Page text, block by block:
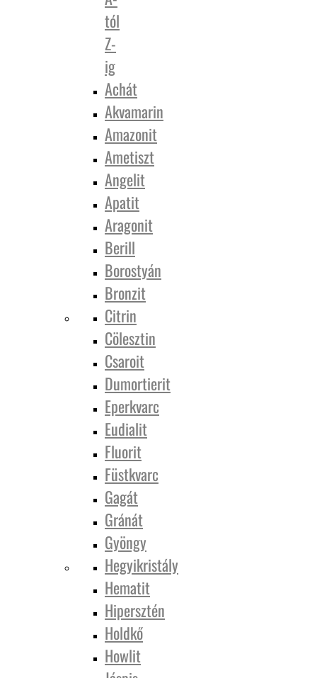
tól
Z-
ig
Achát
Akvamarin
Amazonit
Ametiszt
Angelit
Apatit
Aragonit
Berill
Borostyán
Bronzit
Citrin
Cölesztin
Csaroit
Dumortierit
Eperkvarc
Eudialit
Fluorit
Füstkvarc
Gagát
Gránát
Gyöngy
Hegyikristály
Hematit
Hipersztén
Holdkő
Howlit